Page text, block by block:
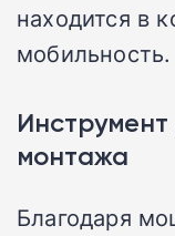
находится в
мобильность.
монтажа
Благодаря